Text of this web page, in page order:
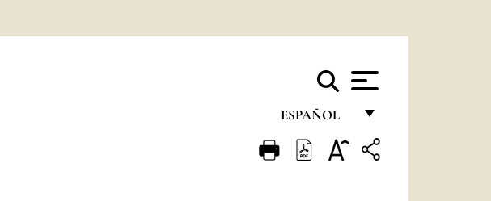
ESPAÑOL
FRANÇAIS